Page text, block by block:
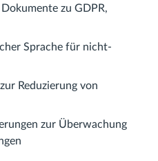
zu GDPR,
Sprache für nicht-
Reduzierung von
zur Überwachung